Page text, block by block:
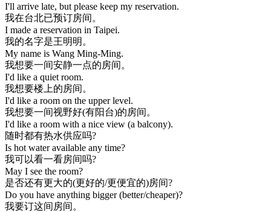
I'll arrive late, but please keep my reservation.
我在台北已预订房间。
I made a reservation in Taipei.
我的名字是王明明。
My name is Wang Ming-Ming.
我想要一间安静一点的房间。
I'd like a quiet room.
我想要楼上的房间。
I'd like a room on the upper level.
我想要一间视野好(有阳台)的房间。
I'd like a room with a nice view (a balcony).
随时都有热水供应吗?
Is hot water available any time?
我可以看一看房间吗?
May I see the room?
是否还有更大的(更好的/更便宜的)房间?
Do you have anything bigger (better/cheaper)?
我要订这间房间。